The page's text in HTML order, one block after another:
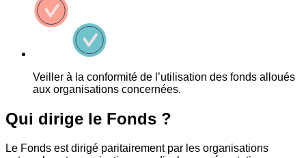
Veiller à la conformité de l’utilisation des fonds alloués
aux organisations concernées.
Qui dirige le Fonds ?
Le Fonds est dirigé paritairement par les organisations